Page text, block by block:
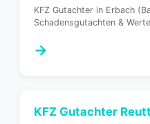
KFZ Gutachter in Erbach
Schadensgutachten &
→
KFZ Gutachter